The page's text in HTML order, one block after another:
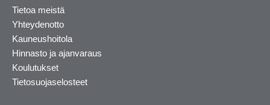
Tietoa meistä
Yhteydenotto
Kauneushoitola
Hinnasto ja ajanvaraus
Koulutukset
Tietosuojaselosteet